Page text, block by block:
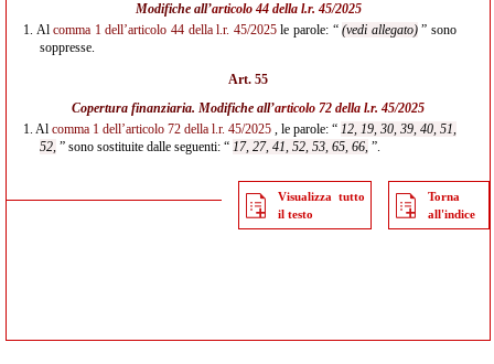
Modifiche all’articolo 44 della l.r. 45/2025
1. Alcomma 1 dell’articolo 44 della l.r. 45/2025le parole: “(vedi allegato)” sono
soppresse.
Art. 55
Copertura finanziaria. Modifiche all’articolo 72 della l.r. 45/2025
1. Al comma 1 dell’articolo 72 della l.r. 45/2025 , le parole: “ 12, 19, 30, 39, 40, 51,
52, ” sono sostituite dalle seguenti: “ 17, 27, 41, 52, 53, 65, 66, ”.
Visualizza tutto
il testo
Torna
all'indice